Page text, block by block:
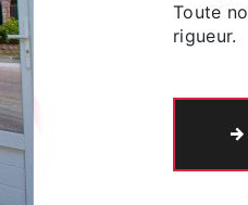
Toute
rigueur.